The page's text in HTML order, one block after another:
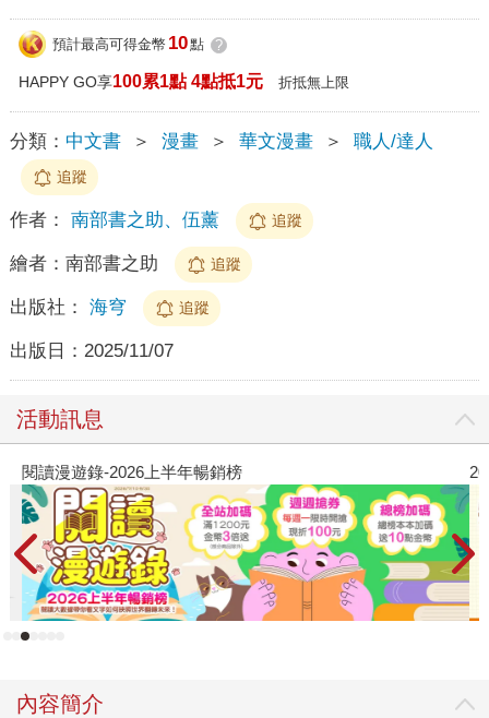
預計最高可得金幣 10點 ?
HAPPY GO享100累1點 4點抵1元 折抵無上限
分類： 中文書 ＞ 漫畫 ＞ 華文漫畫 ＞ 職人/達人
追蹤
作者： 南部書之助、伍薰 追蹤
繪者： 南部書之助 追蹤
出版社： 海穹 追蹤
出版日： 2025/11/07
活動訊息
閱讀漫遊錄-2026上半年暢銷榜
內容簡介